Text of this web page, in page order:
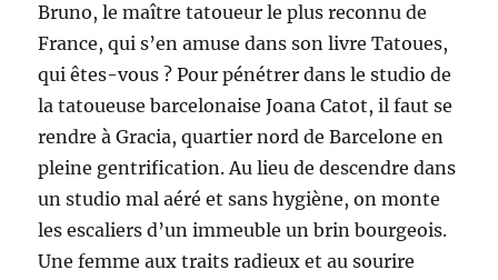
Bruno, le maître tatoueur le plus reconnu de
France, qui s’en amuse dans son livre Tatoues,
qui êtes-vous ? Pour pénétrer dans le studio de
la tatoueuse barcelonaise Joana Catot, il faut se
rendre à Gracia, quartier nord de Barcelone en
pleine gentrification. Au lieu de descendre dans
un studio mal aéré et sans hygiène, on monte
les escaliers d’un immeuble un brin bourgeois.
Une femme aux traits radieux et au sourire